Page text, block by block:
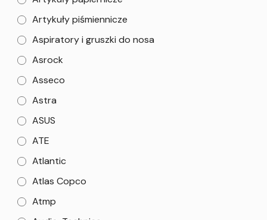
Artykuły piśmiennicze
Aspiratory i gruszki do nosa
Asrock
Asseco
Astra
ASUS
ATE
Atlantic
Atlas Copco
Atmp